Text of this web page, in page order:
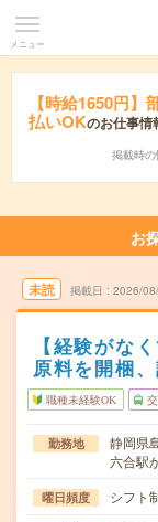
メニュー
【時給1650円
払いOKのお仕事情
掲載時の
お
未読 掲載日 2026/
【経験がな
原料を開梱
職種未経験OK
勤務地
静岡県
六合駅
曜日頻度 シフト